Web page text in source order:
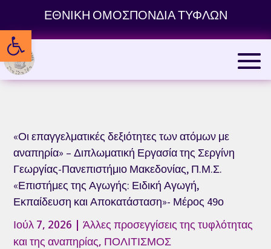
content
Ανοίξτε τη γραμμή εργαλείων
ΕΘΝΙΚΗ ΟΜΟΣΠΟΝΔΙΑ ΤΥΦΛΩΝ
«Οι επαγγελματικές δεξιότητες των ατόμων με
αναπηρία» – Διπλωματική Εργασία της Σεργίνη
Γεωργίας-Πανεπιστήμιο Μακεδονίας, Π.Μ.Σ.
«Επιστήμες της Αγωγής: Ειδική Αγωγή,
Εκπαίδευση και Αποκατάσταση»- Μέρος 49ο
Ιούλ 7, 2026 |Άλλες προσεγγίσεις της τυφλότητας
και της αναπηρίας, ΠΟΛΙΤΙΣΜΟΣ